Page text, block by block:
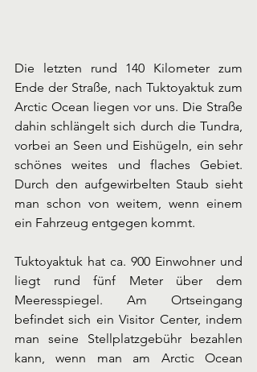
Die letzten rund 140 Kilometer zum
Ende der Straße, nach Tuktoyaktuk zum
Arctic Ocean liegen vor uns. Die Straße
dahin schlängelt sich durch die Tundra,
vorbei an Seen und Eishügeln, ein sehr
schönes weites und flaches Gebiet.
Durch den aufgewirbelten Staub sieht
man schon von weitem, wenn einem
ein Fahrzeug entgegen kommt.
Tuktoyaktuk hat ca. 900 Einwohner und
liegt rund fünf Meter über dem
Meeresspiegel. Am Ortseingang
befindet sich ein Visitor Center, indem
man seine Stellplatzgebühr bezahlen
kann, wenn man am Arctic Ocean